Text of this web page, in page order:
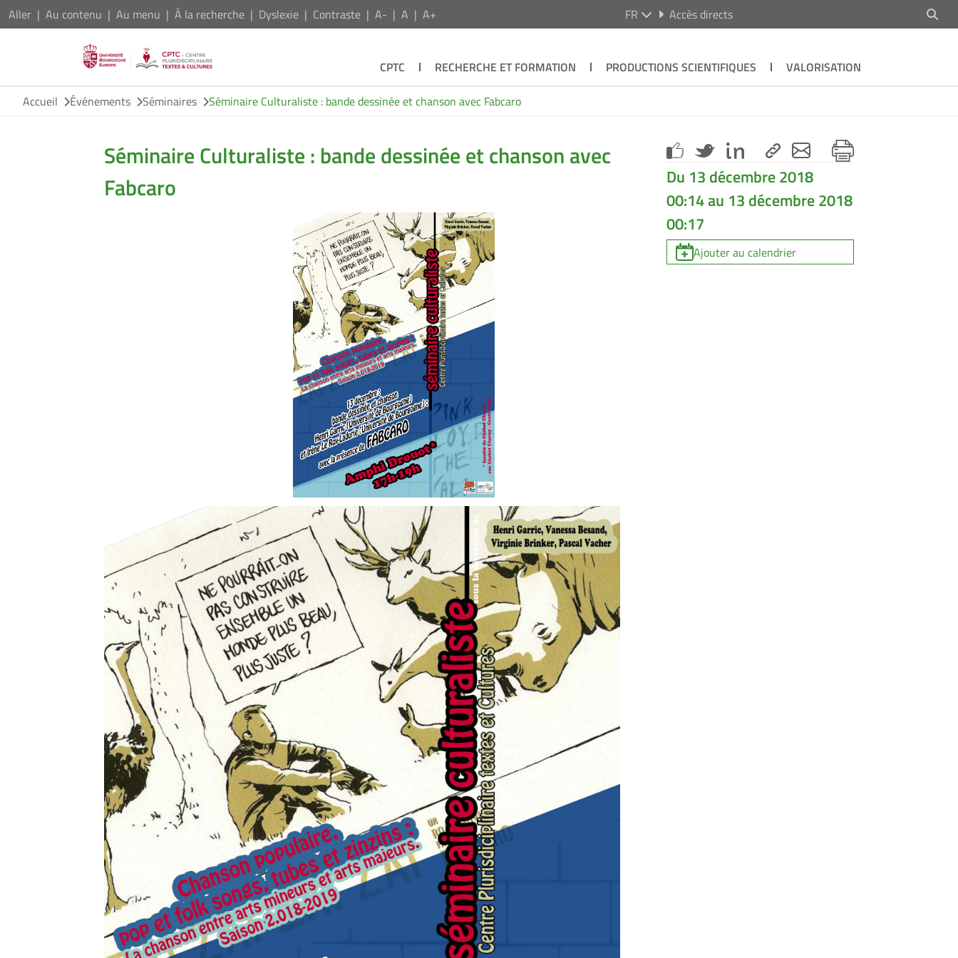
Aller Au contenu Au menu À la recherche Dyslexie Contraste A- A A+ FR Accès directs
CPTC RECHERCHE ET FORMATION PRODUCTIONS SCIENTIFIQUES
VALORISATION
Accueil
Événements Séminaires Séminaire Culturaliste : bande dessinée et chanson avec Fabcaro
Séminaire Culturaliste : bande dessinée et chanson avec
Fabcaro
Du 13 décembre 2018
00:14 au 13 décembre 2018
00:17
Ajouter au calendrier